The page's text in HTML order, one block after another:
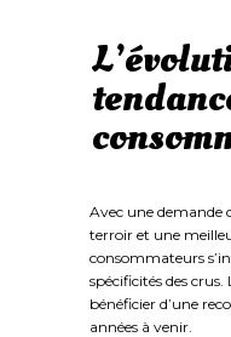
Avec une demande
terroir et une
consommateurs
spécificités des
bénéficier d’une
années à venir.